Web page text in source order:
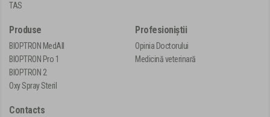
TAS
Produse
BIOPTRON MedAll
BIOPTRON Pro 1
BIOPTRON 2
Oxy Spray Steril
Profesioniștii
Opinia Doctorului
Medicină veterinară
Contacts